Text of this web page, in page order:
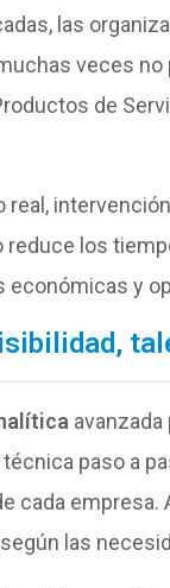
las
veces
de
reduce los
y
avanzada
técnica paso a
cada empresa.
las